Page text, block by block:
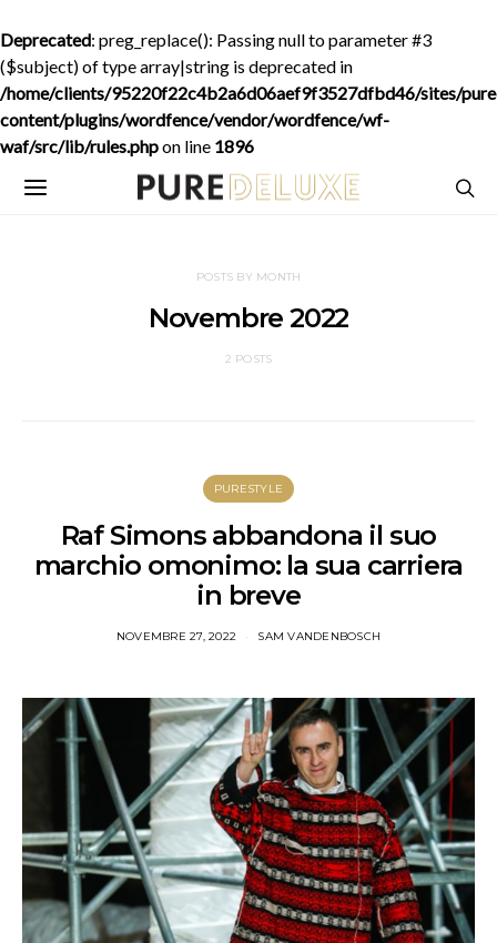
Deprecated: preg_replace(): Passing null to parameter #3
($subject) of type array|string is deprecated in
/home/clients/95220f22c4b2a6d06aef9f3527dfbd46/sites/
content/plugins/wordfence/vendor/wordfence/wf-
waf/src/lib/rules.phpon line 1896
POSTS BY MONTH
Novembre 2022
2 POSTS
PURESTYLE
Raf Simons abbandona il suo
marchio omonimo: la sua carriera
in breve
NOVEMBRE 27, 2022 SAM VANDENBOSCH